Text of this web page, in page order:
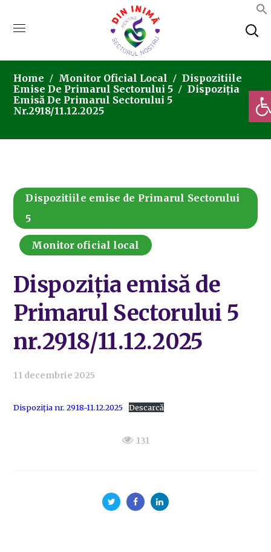
Home Monitor Oficial Local
Dispozitiile
Emise De Primarul Sectorului 5
Dispoziția
Emisă De Primarul Sectorului 5
Nr.2918/11.12.2025
Dispozitiile emise de Primarul Sectorului
5
Monitor oficial local
Dispoziția emisă de
Primarul Sectorului 5
nr.2918/11.12.2025
11 decembrie 2025
Dispoziția nr. 2918-11.12.2025 Descarcă
131